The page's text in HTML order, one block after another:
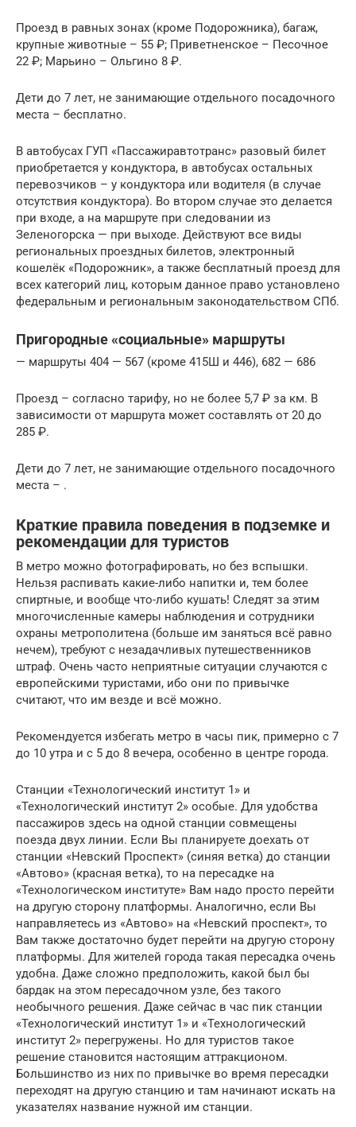
Проезд в равных зонах (кроме Подорожника), багаж,
крупные животные – 55 ₽; Приветненское – Песочное
22 ₽; Марьино – Ольгино 8 ₽.
Дети до 7 лет, не занимающие отдельного посадочного
места – бесплатно.
В автобусах ГУП «Пассажиравтотранс» разовый билет
приобретается у кондуктора, в автобусах остальных
перевозчиков – у кондуктора или водителя (в случае
отсутствия кондуктора). Во втором случае это делается
при входе, а на маршруте при следовании из
Зеленогорска — при выходе. Действуют все виды
региональных проездных билетов, электронный
кошелёк «Подорожник», а также бесплатный проезд для
всех категорий лиц, которым данное право установлено
федеральным и региональным законодательством СПб.
Пригородные «социальные» маршруты
— маршруты 404 — 567 (кроме 415Ш и 446), 682 — 686
Проезд – согласно тарифу, но не более 5,7 ₽ за км. В
зависимости от маршрута может составлять от 20 до
285 ₽.
Дети до 7 лет, не занимающие отдельного посадочного
места – .
Краткие правила поведения в подземке и
рекомендации для туристов
В метро можно фотографировать, но без вспышки.
Нельзя распивать какие-либо напитки и, тем более
спиртные, и вообще что-либо кушать! Следят за этим
многочисленные камеры наблюдения и сотрудники
охраны метрополитена (больше им заняться всё равно
нечем), требуют с незадачливых путешественников
штраф. Очень часто неприятные ситуации случаются с
европейскими туристами, ибо они по привычке
считают, что им везде и всё можно.
Рекомендуется избегать метро в часы пик, примерно с 7
до 10 утра и с 5 до 8 вечера, особенно в центре города.
Станции «Технологический институт 1» и
«Технологический институт 2» особые. Для удобства
пассажиров здесь на одной станции совмещены
поезда двух линии. Если Вы планируете доехать от
станции «Невский Проспект» (синяя ветка) до станции
«Автово» (красная ветка), то на пересадке на
«Технологическом институте» Вам надо просто перейти
на другую сторону платформы. Аналогично, если Вы
направляетесь из «Автово» на «Невский проспект», то
Вам также достаточно будет перейти на другую сторону
платформы. Для жителей города такая пересадка очень
удобна. Даже сложно предположить, какой был бы
бардак на этом пересадочном узле, без такого
необычного решения. Даже сейчас в час пик станции
«Технологический институт 1» и «Технологический
институт 2» перегружены. Но для туристов такое
решение становится настоящим аттракционом.
Большинство из них по привычке во время пересадки
переходят на другую станцию и там начинают искать на
указателях название нужной им станции.